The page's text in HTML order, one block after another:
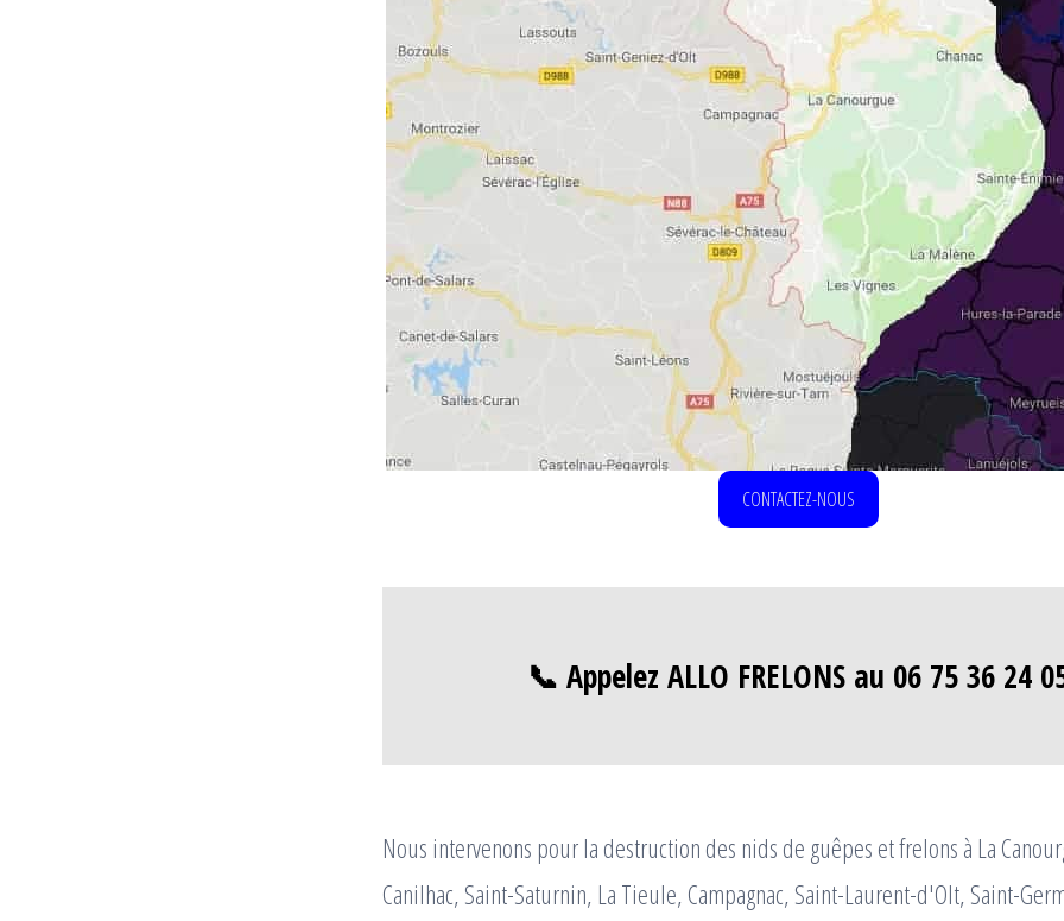
CONTACTEZ-NOUS
📞 Appelez ALLO FRELONS au 06 75 36 24
Nous intervenons pour la destruction des nids de guêpes et frelons à La
Canilhac, Saint-Saturnin, La Tieule, Campagnac, Saint-Laurent-d'Olt, Saint-